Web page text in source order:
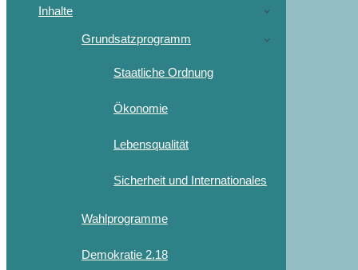
Inhalte
Grundsatzprogramm
Staatliche Ordnung
Ökonomie
Lebensqualität
Sicherheit und Internationales
Wahlprogramme
Demokratie 2.18